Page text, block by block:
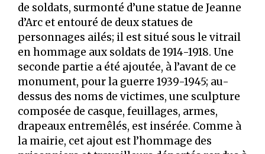
de soldats, surmonté d’une statue de Jeanne
d’Arc et entouré de deux statues de
personnages ailés; il est situé sous le vitrail
en hommage aux soldats de 1914-1918. Une
seconde partie a été ajoutée, à l’avant de ce
monument, pour la guerre 1939-1945; au-
dessus des noms de victimes, une sculpture
composée de casque, feuillages, armes,
drapeaux entremêlés, est insérée. Comme à
la mairie, cet ajout est l’hommage des